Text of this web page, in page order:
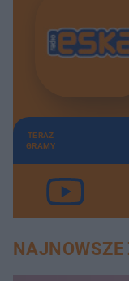
TERAZ
GRAMY
NAJNOWSZE